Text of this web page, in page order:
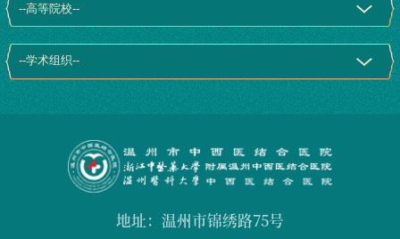
地址：温州市锦绣路75号